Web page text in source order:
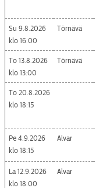
Su 9.8.2026
16:00
Törnävä
To 13.8.2026
13:00
Törnävä
To 20.8.2026
18:15
Pe 4.9.2026
18:15
Alvar
La 12.9.2026
18:00
Alvar